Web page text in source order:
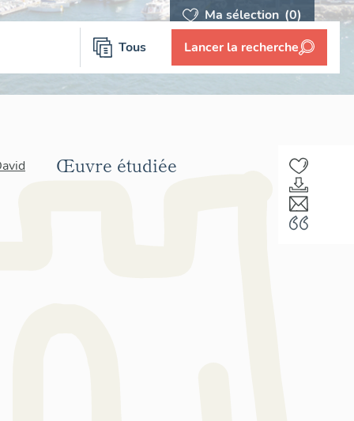
Ma sélection (0)
Tous Lancer la recherche
Œuvre étudiée